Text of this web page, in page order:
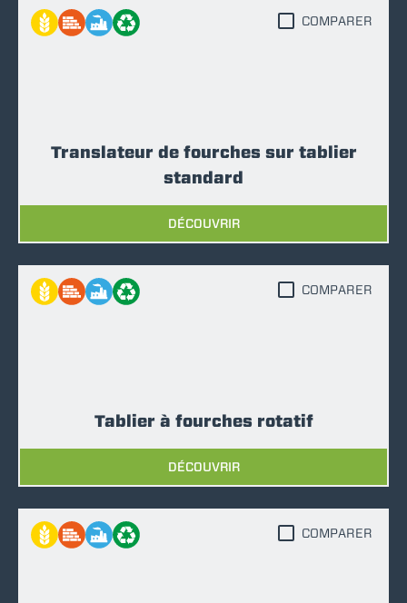
Translateur de fourches sur tablier
standard
DÉCOUVRIR
COMPARER
Tablier à fourches rotatif
DÉCOUVRIR
COMPARER
COMPARER